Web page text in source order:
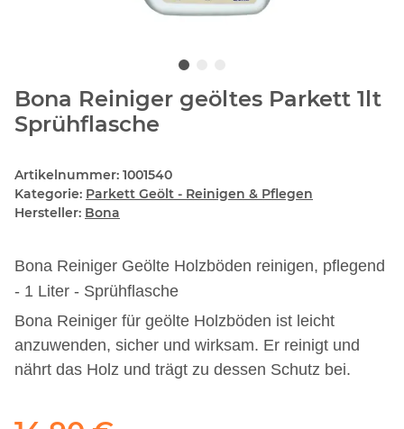
Bona Reiniger geöltes Parkett 1lt
Sprühflasche
Artikelnummer: 1001540
Kategorie: Parkett Geölt - Reinigen & Pflegen
Hersteller: Bona
Bona Reiniger Geölte Holzböden reinigen, pflegend
- 1 Liter - Sprühflasche
Bona Reiniger für geölte Holzböden ist leicht
anzuwenden, sicher und wirksam. Er reinigt und
nährt das Holz und trägt zu dessen Schutz bei.